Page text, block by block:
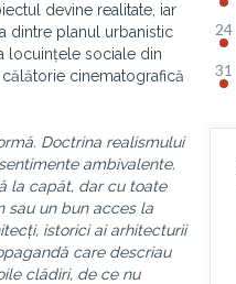
devine realitate, iar
dintre planul urbanistic
locuințele sociale din
cinematografică
Doctrina realismului
ambivalente.
la capăt, dar cu toate
sau un bun acces la
istorici ai arhitecturii
care descriau
clădiri, de ce nu
24
31